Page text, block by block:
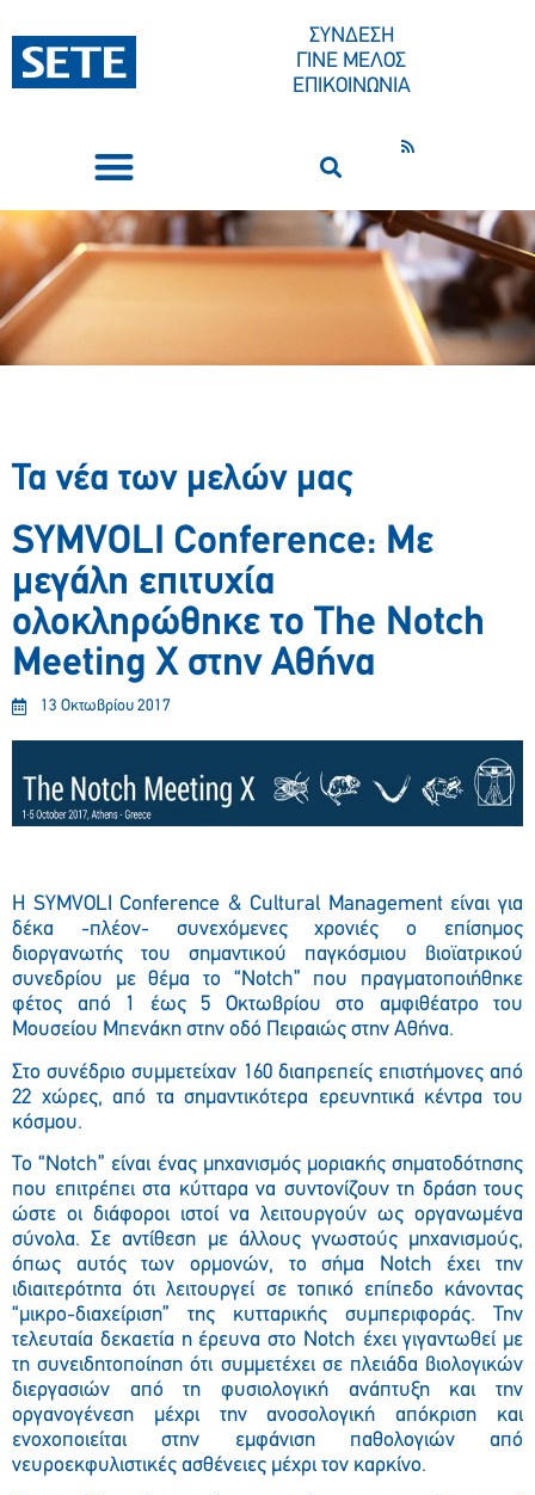
ΣΥΝΔΕΣΗ
ΓΙΝΕ ΜΕΛΟΣ
ΕΠΙΚΟΙΝΩΝΙΑ
Τα νέα των μελών μας
SYMVOLI Conference: Με
μεγάλη επιτυχία
ολοκληρώθηκε το The Notch
Meeting X στην Αθήνα
13 Οκτωβρίου 2017
Η SYMVOLI Conference & Cultural Managementείναι για
δέκα -πλέον- συνεχόμενες χρονιές
ο επίσημος
διοργανωτής του
σημαντικού παγκόσμιου βιοϊατρικού
συνεδρίου με θέμα το “Notch” που πραγματοποιήθηκε
φέτος από 1 έως 5 Οκτωβρίου στο αμφιθέατρο του
Μουσείου Μπενάκη στην οδό Πειραιώς στην Αθήνα.
Στο συνέδριο συμμετείχαν 160 διαπρεπείς επιστήμονες από
22 χώρες, από τα σημαντικότερα ερευνητικά κέντρα του
κόσμου.
Το “Notch” είναι ένας μηχανισμός μοριακής σηματοδότησης
που επιτρέπει στα κύτταρα να συντονίζουν τη δράση τους
ώστε οι διάφοροι ιστοί να λειτουργούν ως οργανωμένα
σύνολα. Σε αντίθεση με άλλους γνωστούς μηχανισμούς,
όπως αυτός των ορμονών, το σήμα Notch έχει την
ιδιαιτερότητα ότι λειτουργεί σε τοπικό επίπεδο κάνοντας
“μικρο-διαχείριση” της κυτταρικής συμπεριφοράς. Την
τελευταία δεκαετία η έρευνα στο Notch έχει γιγαντωθεί με
τη συνειδητοποίηση ότι συμμετέχει σε πλειάδα βιολογικών
διεργασιών από τη φυσιολογική ανάπτυξη και την
οργανογένεση μέχρι την ανοσολογική απόκριση και
ενοχοποιείται στην εμφάνιση παθολογιών από
νευροεκφυλιστικές ασθένειες μέχρι τον καρκίνο.